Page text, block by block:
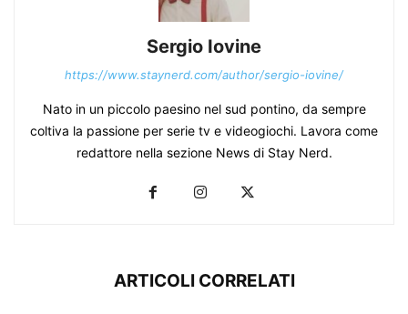
Sergio Iovine
https://www.staynerd.com/author/sergio-iovine/
Nato in un piccolo paesino nel sud pontino, da sempre
coltiva la passione per serie tv e videogiochi. Lavora come
redattore nella sezione News di Stay Nerd.
ARTICOLI CORRELATI